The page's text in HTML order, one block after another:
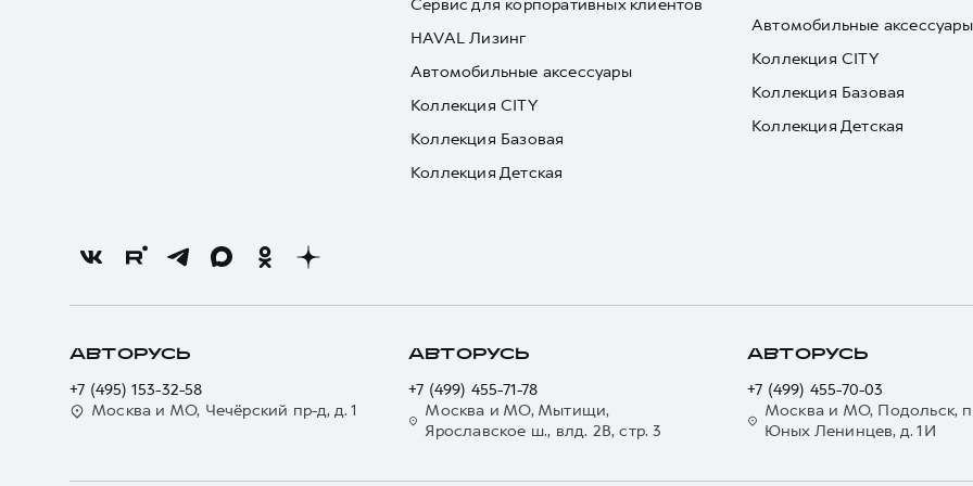
Сервис для корпоративных клиентов
HAVAL Лизинг
Автомобильные аксессуары
Коллекция CITY
Коллекция Базовая
Коллекция Детская
Автомобильные аксессуары
Коллекция CITY
Коллекция Базовая
Коллекция Детская
АВТОРУСЬ
+7 (495) 153-32-58
Москва и МО, Чечёрский пр-д, д. 1
АВТОРУСЬ
+7 (499) 455-71-78
Москва и МО, Мытищи,
Ярославское ш., влд. 2В, стр. 3
АВТОРУСЬ
+7 (499) 455-70-03
Москва и МО, Подольск,
Юных Ленинцев, д. 1И